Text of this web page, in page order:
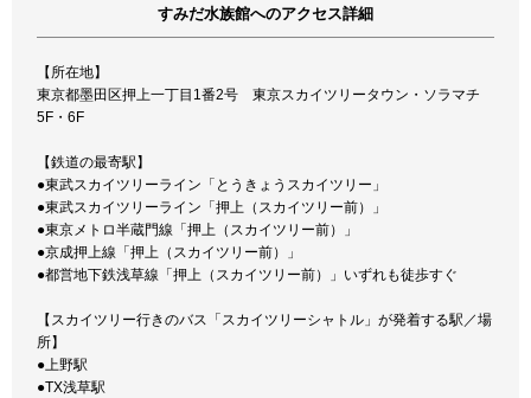
すみだ水族館へのアクセス詳細
【所在地】
東京都墨田区押上一丁目1番2号 東京スカイツリータウン・ソラマチ
5F・6F
【鉄道の最寄駅】
●東武スカイツリーライン「とうきょうスカイツリー」
●東武スカイツリーライン「押上（スカイツリー前）」
●東京メトロ半蔵門線「押上（スカイツリー前）」
●京成押上線「押上（スカイツリー前）」
●都営地下鉄浅草線「押上（スカイツリー前）」いずれも徒歩すぐ
【スカイツリー行きのバス「スカイツリーシャトル」が発着する駅／場
所】
●上野駅
●TX浅草駅